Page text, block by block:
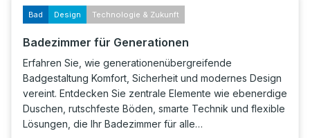
Bad Design Technologie & Zukunft
Badezimmer für Generationen
Erfahren Sie, wie generationenübergreifende
Badgestaltung Komfort, Sicherheit und modernes Design
vereint. Entdecken Sie zentrale Elemente wie ebenerdige
Duschen, rutschfeste Böden, smarte Technik und flexible
Lösungen, die Ihr Badezimmer für alle…